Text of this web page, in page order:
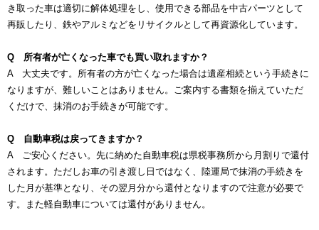
き取った車は適切に解体処理をし、使用できる部品を中古パーツとして
再販したり、鉄やアルミなどをリサイクルとして再資源化しています。
Q 所有者が亡くなった車でも買い取れますか？
A 大丈夫です。所有者の方が亡くなった場合は遺産相続という手続きに
なりますが、難しいことはありません。ご案内する書類を揃えていただ
くだけで、抹消のお手続きが可能です。
Q 自動車税は戻ってきますか？
A ご安心ください。先に納めた自動車税は県税事務所から月割りで還付
されます。ただしお車の引き渡し日ではなく、陸運局で抹消の手続きを
した月が基準となり、その翌月分から還付となりますので注意が必要で
す。また軽自動車については還付がありません。